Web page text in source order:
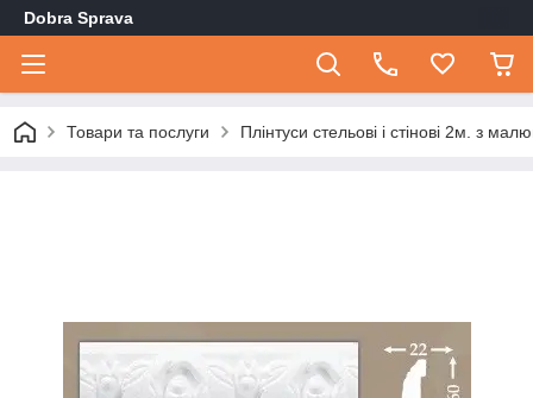
Dobra Sprava
Товари та послуги Плінтуси стельові і стінові 2м. з